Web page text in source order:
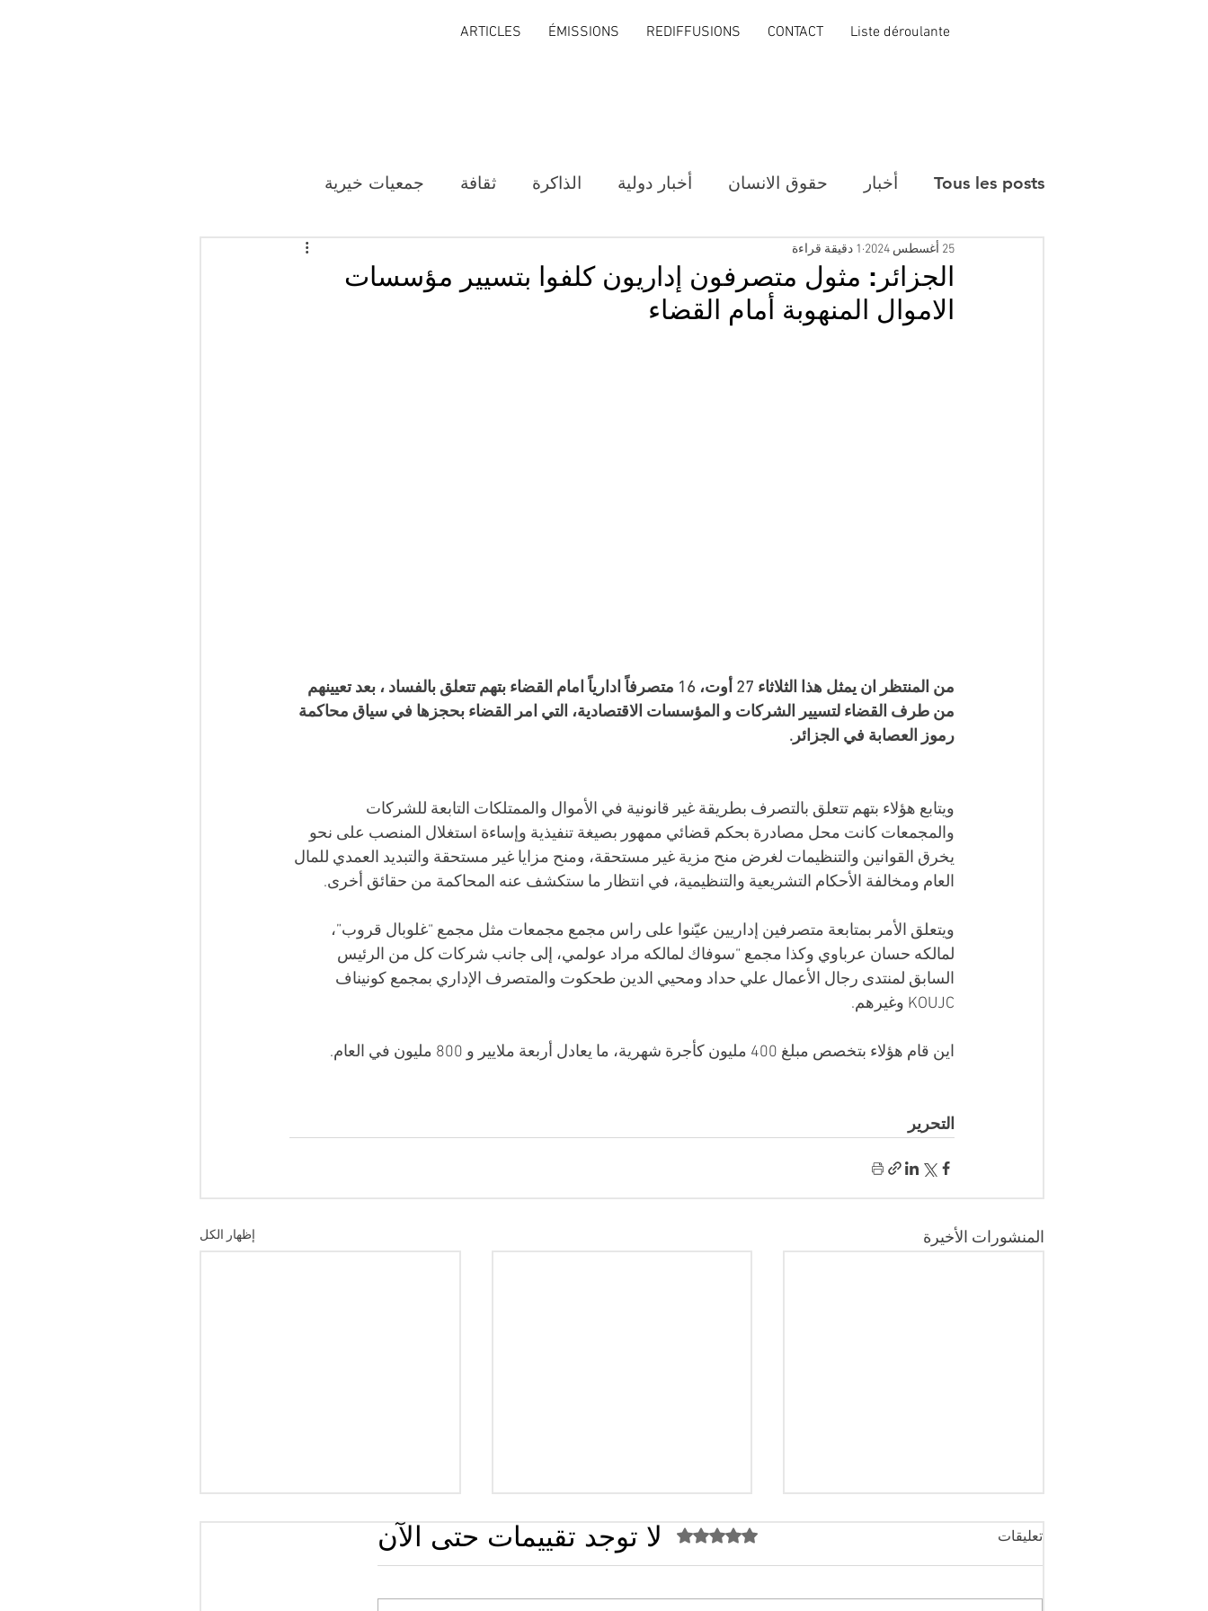
ARTICLES ÉMISSIONS REDIFFUSIONS CONTACT Liste déroulante
Tous les posts أخبار حقوق الانسان أخبار دولية الذاكرة ثقافة جمعيات خيرية
الجزائر: مثول متصرفون إداريون كلفوا بتسيير مؤسسات
الاموال المنهوبة أمام القضاء
25 أغسطس 2024 1 دقيقة قراءة
من المنتظر ان يمثل هذا الثلاثاء 27 أوت، 16 متصرفاً ادارياً امام القضاء بتهم تتعلق بالفساد ، بعد تعيينهم
من طرف القضاء لتسيير الشركات و المؤسسات الاقتصادية، التي امر القضاء بحجزها في سياق محاكمة
رموز العصابة في الجزائر.
ويتابع هؤلاء بتهم تتعلق بالتصرف بطريقة غير قانونية في الأموال والممتلكات التابعة للشركات
والمجمعات كانت محل مصادرة بحكم قضائي ممهور بصيغة تنفيذية وإساءة استغلال المنصب على نحو
يخرق القوانين والتنظيمات لغرض منح مزية غير مستحقة، ومنح مزايا غير مستحقة والتبديد العمدي للمال
العام ومخالفة الأحكام التشريعية والتنظيمية، في انتظار ما ستكشف عنه المحاكمة من حقائق أخرى.
ويتعلق الأمر بمتابعة متصرفين إداريين عيّنوا على راس مجمع مجمعات مثل مجمع “غلوبال قروب”،
لمالكه حسان عرباوي وكذا مجمع “سوفاك لمالكه مراد عولمي، إلى جانب شركات كل من الرئيس
السابق لمنتدى رجال الأعمال علي حداد ومحيي الدين طحكوت والمتصرف الإداري بمجمع كونيناف
KOUJC وغيرهم.
اين قام هؤلاء بتخصص مبلغ 400 مليون كأجرة شهرية، ما يعادل أربعة ملايير و 800 مليون في العام.
التحرير
المنشورات الأخيرة إظهار الكل
تعليقات تم التقييم بـ 0 من أصل 5 نجوم. لا توجد تقييمات حتى الآن